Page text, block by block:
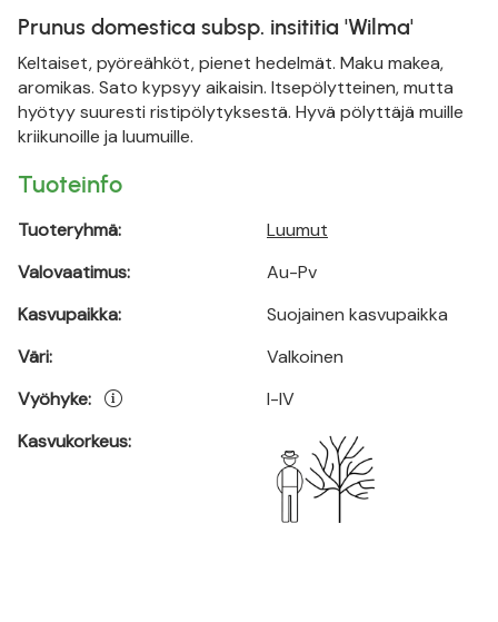
Prunus domestica subsp. insititia 'Wilma'
Keltaiset, pyöreähköt, pienet hedelmät. Maku makea,
aromikas. Sato kypsyy aikaisin. Itsepölytteinen, mutta
hyötyy suuresti ristipölytyksestä. Hyvä pölyttäjä muille
kriikunoille ja luumuille.
Tuoteinfo
Tuoteryhmä:
Valovaatimus:
Kasvupaikka:
Väri:
Vyöhyke:
Kasvukorkeus:
Luumut
Au-Pv
Suojainen kasvupaikka
Valkoinen
I-IV